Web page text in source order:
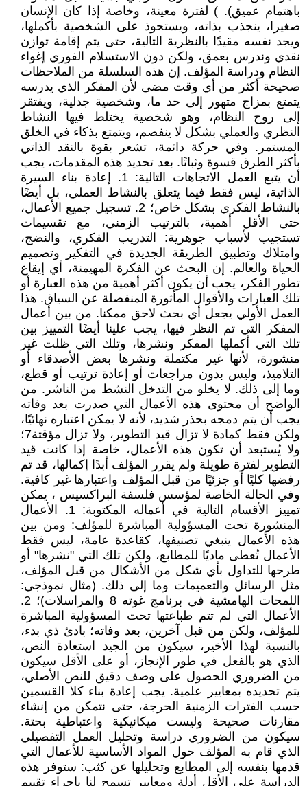
باهتمام عميق). ) لفترة معينة، وخاصة إذا كان الإنسان
صغيرا، ينجذب بذاته، ويستحوذ على الشخصية بأكملها،
ويجد نفسه مقيدًا بالنظرية التالية، حتى يتم إقامة توازن
نقدي وندرس بعمق، ولكن دون الاستسلام الفوري إغواء
النظام ودراسة المؤلف. إن هذه السلسلة من الملاحظات
صحيحة أكثر من أي وقت مضى لأن المفكر الذي يدرسه
يتمتع بمزاج متهور إلى حد ما، وشخصية جدلية، ويفتقر
إلى روح النظام، وهو شخصية يختلط فيها النشاط
النظري والعملي بشكل لا ينفصم، ويتمتع بذكاء في الخلق
المستمر. وفي حركة دائمة، تشعر بقوة بالنقد الذاتي
بأكثر الطرق قسوة وثباتًا. بعد تحديد هذه المقدمات، يجب
أن يتبع العمل الاتجاهات التالية: 1. إعادة بناء السيرة
الذاتية، ليس فقط فيما يتعلق بالنشاط العملي، بل أيضًا
بالنشاط الفكري بشكل خاص؛ 2. تسجيل جميع الأعمال،
حتى الأقل أهمية، بالترتيب الزمني، مع تقسيمات
تستجيب لأسباب جوهرية: التدريب الفكري، والنضج،
وامتلاك وتطبيق الطريقة الجديدة في التفكير وتصميم
الحياة والعالم. إن البحث عن الفكرة المهيمنة، أي إيقاع
تطور الفكر، يجب أن يكون أكثر أهمية من هذه العبارة أو
تلك العبارات والأقوال المأثورة المنفصلة عن السياق. هذا
العمل الأولي يجعل أي بحث لاحق ممكنا. من بين أعمال
المفكر التي تم النظر فيها، يجب علينا أيضًا التمييز بين
تلك التي أكملها المفكر ونشرها، وتلك التي ظلت غير
منشورة، لأنها غير مكتملة ونشرها بعض الأصدقاء أو
التلاميذ، وليس بدون مراجعات أو إعادة ترتيب أو قطع،
وما إلى ذلك. لا يخلو من التدخل النشط من الناشر. من
الواضح أن محتوى هذه الأعمال التي صدرت بعد وفاته
يجب أن يتم دمجه بحذر شديد، لأنه لا يمكن اعتباره نهائيًا،
ولكن فقط كمادة لا تزال قيد التطوير، ولا تزال مؤقتة7؛
ولا يُستبعد أن تكون هذه الأعمال، خاصة إذا كانت قيد
التطوير لفترة طويلة ولم يقرر المؤلف أبدًا إكمالها، قد تم
رفضها كليًا أو جزئيًا من قبل المؤلف واعتبارها غير كافية.
وفي الحالة الخاصة لمؤسس فلسفة البراكسيس ، يمكن
تمييز الأقسام التالية في أعماله المكتوبة: 1. الأعمال
المنشورة تحت المسؤولية المباشرة للمؤلف: ومن بين
هذه الأعمال ينبغي تصنيفها، كقاعدة عامة، ليس فقط
الأعمال تُعطى ماديًا للمطابع، ولكن تلك التي "نشرها" أو
طرحها للتداول بأي شكل من الأشكال من قبل المؤلف،
مثل الرسائل والتعميمات وما إلى ذلك. (مثال نموذجي:
اللمحات الهامشية في برنامج غوته 8 والمراسلات)؛ 2.
الأعمال التي لم تتم طباعتها تحت المسؤولية المباشرة
للمؤلف، ولكن من قبل آخرين، بعد وفاته؛ بادئ ذي بدء،
بالنسبة لهذا الأخير، سيكون من الجيد استعادة النص،
الذي هو بالفعل في طور الإنجاز، أو على الأقل سيكون
من الضروري الحصول على وصف دقيق للنص الأصلي،
يتم تحديده بمعايير علمية. يجب إعادة بناء كلا القسمين
حسب الفترات الزمنية الحرجة، حتى نتمكن من إنشاء
مقارنات صحيحة وليست ميكانيكية واعتباطية بحتة.
سيكون من الضروري دراسة وتحليل العمل التفصيلي
الذي قام به المؤلف حول المواد الأساسية للأعمال التي
قدمها بنفسه إلى المطابع وتحليلها عن كثب: ستوفر هذه
الدراسة على الأقل أدلة ومعايير تسمح لنا بإجراء تقييم